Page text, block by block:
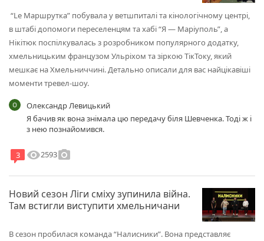
“Le Маршрутка” побувала у ветшпиталі та кінологічному центрі,
в штабі допомоги переселенцям та хабі “Я — Маріуполь”, а
Нікітюк поспілкувалась з розробником популярного додатку,
хмельницьким французом Ульріхом та зіркою ТікТоку, який
мешкає на Хмельниччині. Детально описали для вас найцікавіші
моменти тревел-шоу.
Олександр Левицький
Я бачив як вона знімала цю передачу біля Шевченка. Тоді ж і
з нею познайомився.
3 visibility2593photo_camera
Новий сезон Ліги сміху зупинила війна.
Там встигли виступити хмельничани
В сезон пробилася команда “Налисники”. Вона представляє